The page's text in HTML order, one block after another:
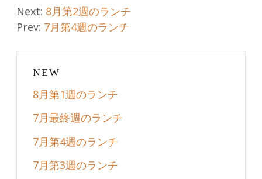
Post
navigation
Next: 8月第2週のランチ
Prev: 7月第4週のランチ
NEW
8月第1週のランチ
7月最終週のランチ
7月第4週のランチ
7月第3週のランチ